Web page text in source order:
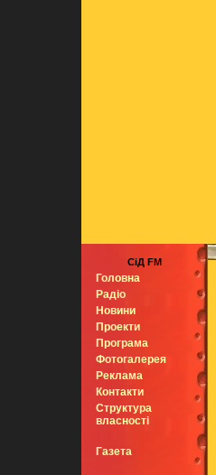
СіД FM
Головна
Радіо
Новини
Проекти
Програма
Фотогалерея
Реклама
Контакти
Структура
власності
Газета